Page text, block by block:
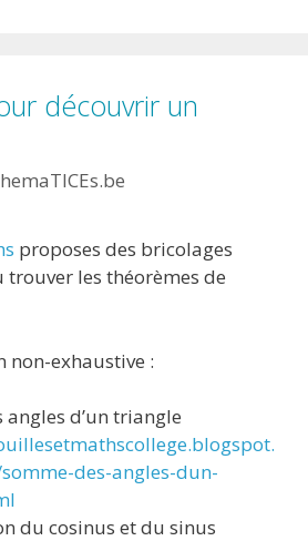
découvrir un
proposes des bricolages
les théorèmes de
non-exhaustive :
angles d’un triangle
des-angles-dun-
du cosinus et du sinus